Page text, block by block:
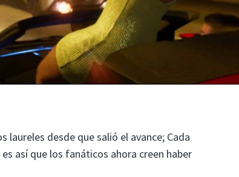
desde que salió el avance; Cada
así que los fanáticos ahora creen haber